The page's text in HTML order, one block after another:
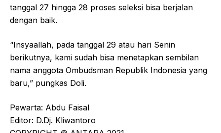
tanggal 27 hingga 28 proses seleksi bisa berjalan
dengan baik.
“Insyaallah, pada tanggal 29 atau hari Senin
berikutnya, kami sudah bisa menetapkan sembilan
nama anggota Ombudsman Republik Indonesia yang
baru,” pungkas Doli.
Pewarta: Abdu Faisal
Editor: D.Dj. Kliwantoro